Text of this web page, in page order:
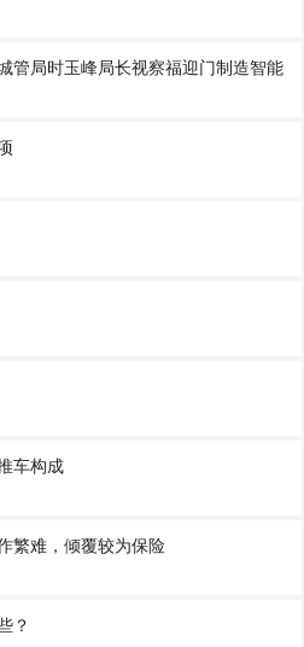
管局时玉峰局长视察福迎门制造智能
车构成
繁难，倾覆较为保险
？